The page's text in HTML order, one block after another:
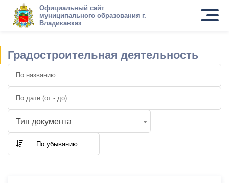
Официальный сайт
муниципального образования г.
Владикавказ
Градостроительная деятельность
Тип документа
По убыванию